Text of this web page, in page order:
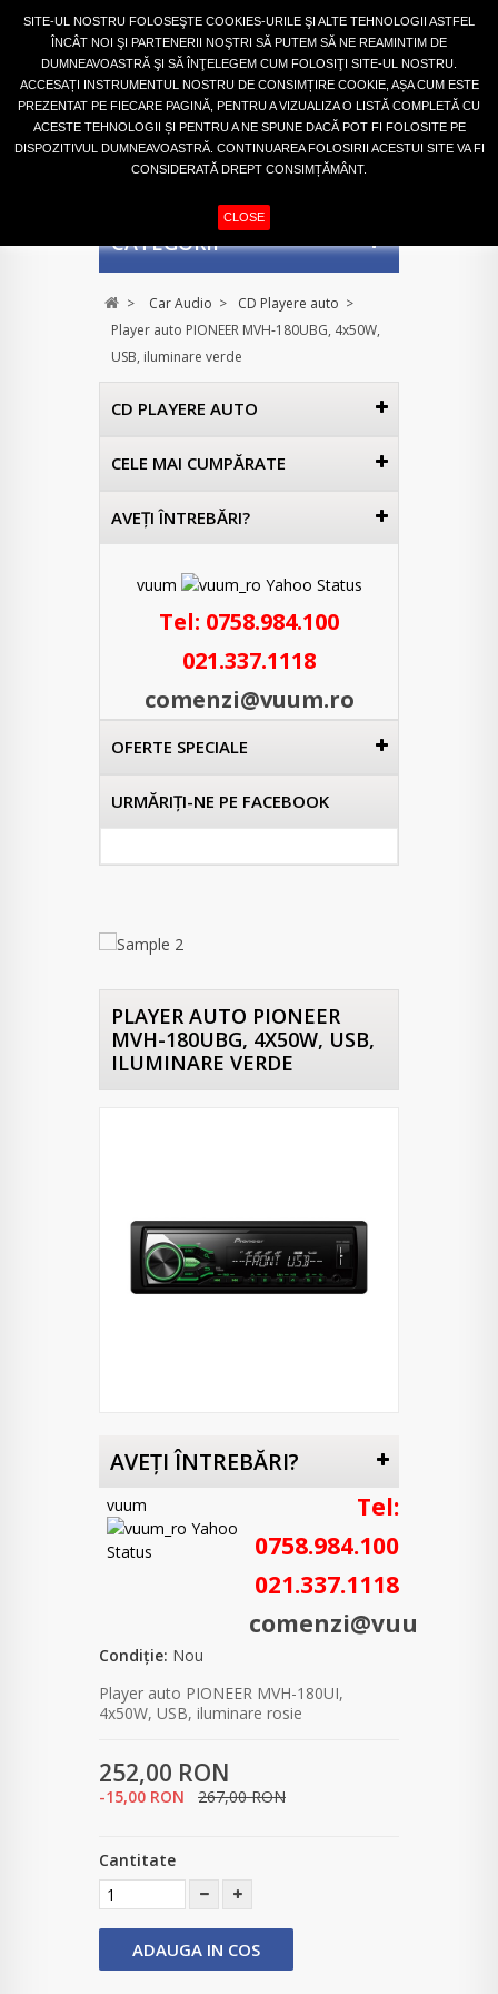
Autentifică-te
COŞ (GOL)
CATEGORII
> Car Audio > CD Playere auto >
Player auto PIONEER MVH-180UBG, 4x50W,
USB, iluminare verde
CD PLAYERE AUTO
CELE MAI CUMPĂRATE
AVEŢI ÎNTREBĂRI?
vuum
Tel: 0758.984.100
021.337.1118
comenzi@vuum.ro
OFERTE SPECIALE
URMĂRIŢI-NE PE FACEBOOK
PLAYER AUTO PIONEER
MVH-180UBG, 4X50W, USB,
ILUMINARE VERDE
AVEŢI ÎNTREBĂRI?
vuum
Tel:
0758.984.100
021.337.1118
comenzi@vuum.ro
Condiție: Nou
Player auto PIONEER MVH-180UI,
4x50W, USB, iluminare rosie
252,00 RON
-15,00 RON 267,00 RON
Cantitate
ADAUGA IN COS
SITE-UL NOSTRU FOLOSEŞTE COOKIES-URILE ŞI ALTE TEHNOLOGII ASTFEL
ÎNCÂT NOI ŞI PARTENERII NOŞTRI SĂ PUTEM SĂ NE REAMINTIM DE
DUMNEAVOASTRĂ ŞI SĂ ÎNŢELEGEM CUM FOLOSIŢI SITE-UL NOSTRU.
ACCESAȚI INSTRUMENTUL NOSTRU DE CONSIMȚIRE COOKIE, AȘA CUM ESTE
PREZENTAT PE FIECARE PAGINĂ, PENTRU A VIZUALIZA O LISTĂ COMPLETĂ CU
ACESTE TEHNOLOGII ȘI PENTRU A NE SPUNE DACĂ POT FI FOLOSITE PE
DISPOZITIVUL DUMNEAVOASTRĂ. CONTINUAREA FOLOSIRII ACESTUI SITE VA FI
CONSIDERATĂ DREPT CONSIMȚĂMÂNT.
CLOSE